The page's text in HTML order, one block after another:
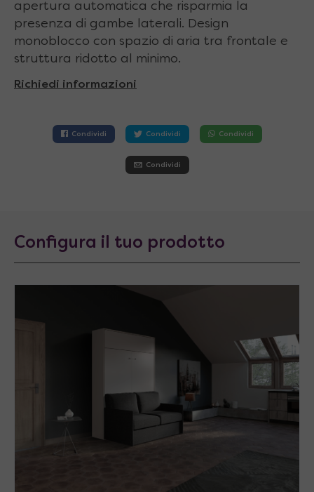
apertura automatica che risparmia la
presenza di gambe laterali. Design
monoblocco con spazio di aria tra frontale e
struttura ridotto al minimo.
Richiedi informazioni
Condividi Condividi Condividi
Condividi
Configura il tuo prodotto